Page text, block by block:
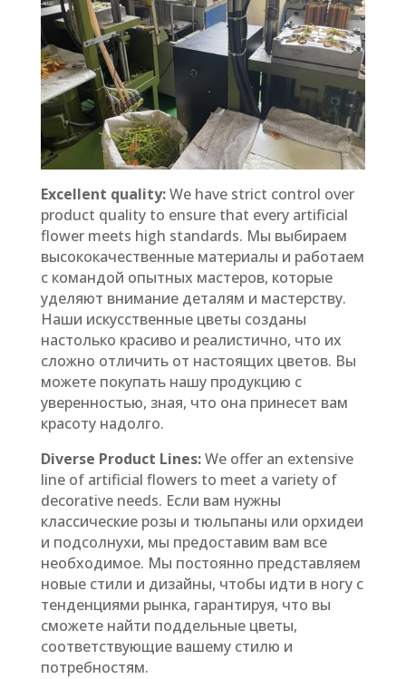
Excellent quality:We have strict control over
product quality to ensure that every artificial
flower meets high standards. Мы выбираем
высококачественные материалы и работаем
с командой опытных мастеров, которые
уделяют внимание деталям и мастерству.
Наши искусственные цветы созданы
настолько красиво и реалистично, что их
сложно отличить от настоящих цветов. Вы
можете покупать нашу продукцию с
уверенностью, зная, что она принесет вам
красоту надолго.
Diverse Product Lines:We offer an extensive
line of artificial flowers to meet a variety of
decorative needs. Если вам нужны
классические розы и тюльпаны или орхидеи
и подсолнухи, мы предоставим вам все
необходимое. Мы постоянно представляем
новые стили и дизайны, чтобы идти в ногу с
тенденциями рынка, гарантируя, что вы
сможете найти поддельные цветы,
соответствующие вашему стилю и
потребностям.